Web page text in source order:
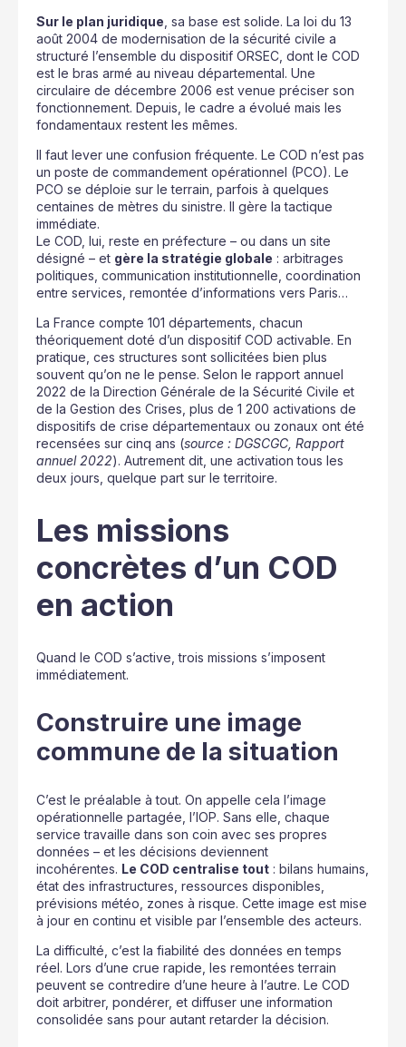
Sur le plan juridique , sa base est solide. La loi du 13
août 2004 de modernisation de la sécurité civile a
structuré l’ensemble du dispositif ORSEC, dont le COD
est le bras armé au niveau départemental. Une
circulaire de décembre 2006 est venue préciser son
fonctionnement. Depuis, le cadre a évolué mais les
fondamentaux restent les mêmes.
Il faut lever une confusion fréquente. Le COD n’est pas
un poste de commandement opérationnel (PCO). Le
PCO se déploie sur le terrain, parfois à quelques
centaines de mètres du sinistre. Il gère la tactique
immédiate.
Le COD, lui, reste en préfecture – ou dans un site
désigné – et gère la stratégie globale : arbitrages
politiques, communication institutionnelle, coordination
entre services, remontée d’informations vers Paris…
La France compte 101 départements, chacun
théoriquement doté d’un dispositif COD activable. En
pratique, ces structures sont sollicitées bien plus
souvent qu’on ne le pense. Selon le rapport annuel
2022 de la Direction Générale de la Sécurité Civile et
de la Gestion des Crises, plus de 1 200 activations de
dispositifs de crise départementaux ou zonaux ont été
recensées sur cinq ans (source : DGSCGC, Rapport
annuel 2022). Autrement dit, une activation tous les
deux jours, quelque part sur le territoire.
Les missions
concrètes d’un COD
en action
Quand le COD s’active, trois missions s’imposent
immédiatement.
Construire une image
commune de la situation
C’est le préalable à tout. On appelle cela l’image
opérationnelle partagée, l’IOP. Sans elle, chaque
service travaille dans son coin avec ses propres
données – et les décisions deviennent
incohérentes. Le COD centralise tout : bilans humains,
état des infrastructures, ressources disponibles,
prévisions météo, zones à risque. Cette image est mise
à jour en continu et visible par l’ensemble des acteurs.
La difficulté, c’est la fiabilité des données en temps
réel. Lors d’une crue rapide, les remontées terrain
peuvent se contredire d’une heure à l’autre. Le COD
doit arbitrer, pondérer, et diffuser une information
consolidée sans pour autant retarder la décision.